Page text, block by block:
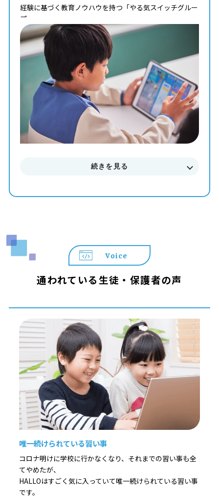
経験に基づく教育ノウハウを持つ「やる気スイッチグルー
プ」。
タイピングからコンピュータサイエンスまで学べる最高の
教材を使って、一人ひとりのペースや理解度に合わせた個
別最適化レッスンでプログラミングを学ぶことが出来ま
まずはお気軽に無料体験授業にご参加下さい。
料金やカリキュラムなどに関してもご説明致します。
続きを見る
Voice
通われている生徒・保護者の声
唯一続けられている習い事
コロナ明けに学校に行かなくなり、それまでの習い事も全
てやめたが、
HALLOはすごく気に入っていて唯一続けられている習い事
です。